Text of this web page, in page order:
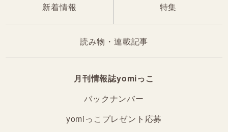
新着情報 特集
読み物・連載記事
月刊情報誌yomiっこ
バックナンバー
yomiっこプレゼント応募